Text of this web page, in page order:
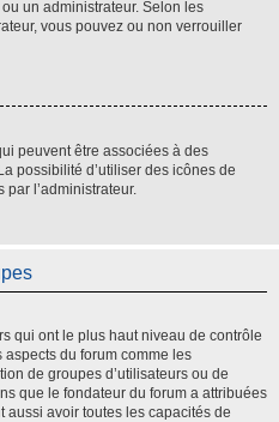
un administrateur. Selon les
vous pouvez ou non verrouiller
peuvent être associées à des
possibilité d’utiliser des icônes de
l’administrateur.
qui ont le plus haut niveau de contrôle
aspects du forum comme les
de groupes d’utilisateurs ou de
que le fondateur du forum a attribuées
aussi avoir toutes les capacités de